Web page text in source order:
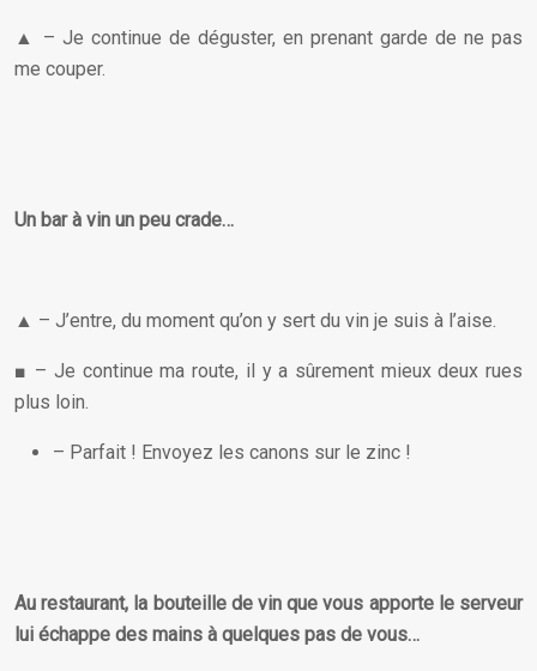
▲ – Je continue de déguster, en prenant garde de ne pas
me couper.
Un bar à vin un peu crade…
▲ – J’entre, du moment qu’on y sert du vin je suis à l’aise.
■ – Je continue ma route, il y a sûrement mieux deux rues
plus loin.
– Parfait ! Envoyez les canons sur le zinc !
Au restaurant, la bouteille de vin que vous apporte le serveur
lui échappe des mains à quelques pas de vous…